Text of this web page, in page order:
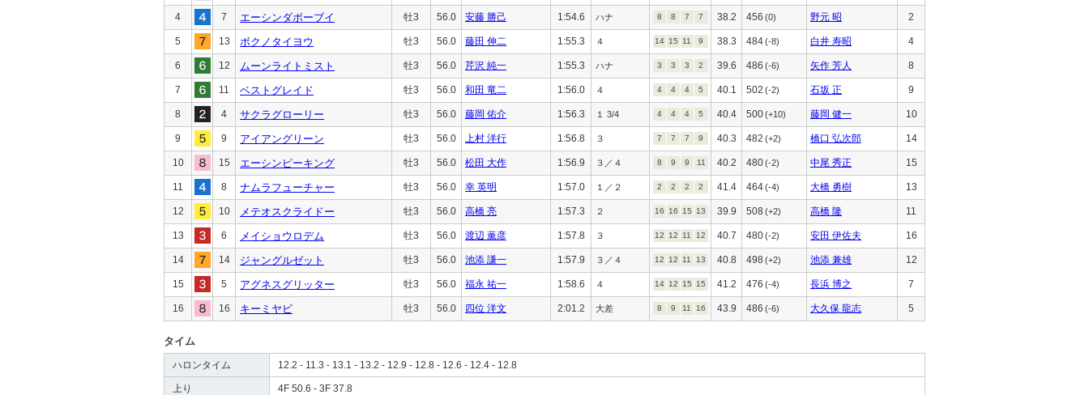
4 7 エーシンダボーブイ 牡3 56.0 安藤 勝己 1:54.6 ハナ 8 8 7 7 38.2 456 (0) 野元 昭 2
5 13 ボクノタイヨウ 牡3 56.0 藤田 伸二 1:55.3 ４ 14 15 11 9 38.3 484(-8) 白井 寿昭 4
6 12 ムーンライトミスト 牡3 56.0 芹沢 純一 1:55.3 ハナ 3 3 3 2 39.6 486 (-6) 矢作 芳人 8
7 11 ベストグレイド 牡3 56.0 和田 竜二 1:56.0 ４ 4 4 4 5 40.1 502 (-2) 石坂 正 9
8 4 サクラグローリー 牡3 56.0 藤岡 佑介 1:56.3 １ 3/4 4 4 4 5 40.4 500(+10) 藤岡 健一 10
9 9 アイアングリーン 牡3 56.0 上村 洋行 1:56.8 ３ 7 7 7 9 40.3 482 (+2) 橋口 弘次郎 14
10 15 エーシンピーキング 牡3 56.0 松田 大作 1:56.9 ３／４ 8 9 9 11 40.2 480(-2) 中尾 秀正 15
11 8 ナムラフューチャー 牡3 56.0 幸 英明 1:57.0 １／２ 2 2 2 2 41.4 464(-4) 大橋 勇樹 13
12 10 メテオスクライドー 牡3 56.0 高橋 亮 1:57.3 ２ 16 16 15 13 39.9 508 (+2) 高橋 隆 11
13 6 メイショウロデム 牡3 56.0 渡辺 薫彦 1:57.8 ３ 12 12 11 12 40.7 480(-2) 安田 伊佐夫 16
14 14 ジャングルゼット 牡3 56.0 池添 謙一 1:57.9 ３／４ 12 12 11 13 40.8 498 (+2) 池添 兼雄 12
15 5 アグネスグリッター 牡3 56.0 福永 祐一 1:58.6 ４ 14 12 15 15 41.2 476 (-4) 長浜 博之 7
16 16 キーミヤビ 牡3 56.0 四位 洋文 2:01.2 大差 8 9 11 16 43.9 486 (-6) 大久保 龍志 5
タイム
ハロンタイム 12.2 - 11.3 - 13.1 - 13.2 - 12.9 - 12.8 - 12.6 - 12.4 - 12.8
上り 4F 50.6 - 3F 37.8